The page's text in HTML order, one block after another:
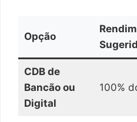
Opção
CDB de
Bancão ou
Digital
100%